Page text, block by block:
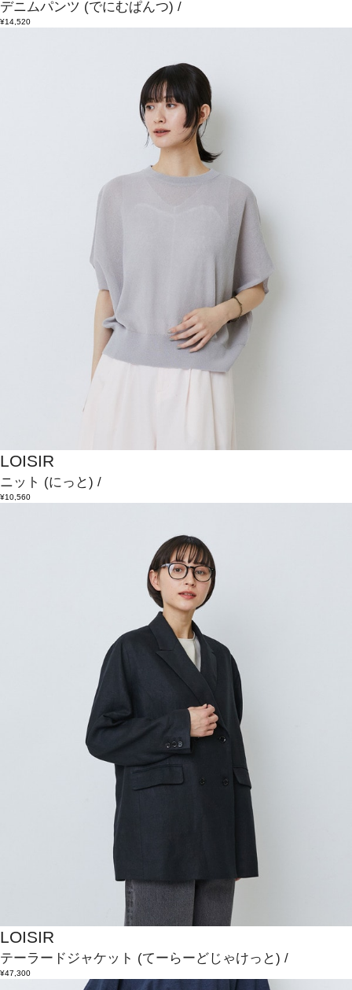
デニムパンツ (でにむぱんつ) /
¥14,520
LOISIR
ニット (にっと) /
¥10,560
LOISIR
テーラードジャケット (てーらーどじゃけっと) /
¥47,300